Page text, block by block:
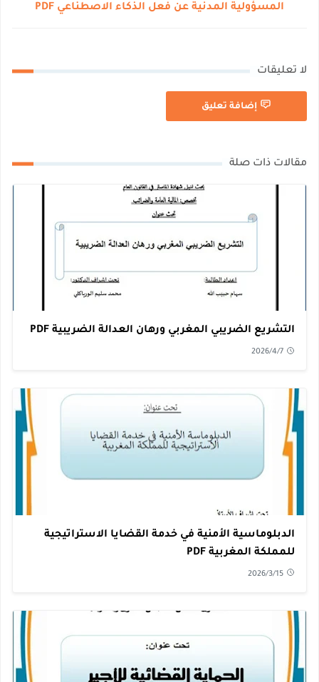
المسؤولية المدنية عن فعل الذكاء الاصطناعي PDF
لا تعليقات
إضافة تعليق
مقالات ذات صلة
التشريع الضريبي المغربي ورهان العدالة الضريبية PDF
2026/4/7
الدبلوماسية الأمنية في خدمة القضايا الاستراتيجية
للمملكة المغربية PDF
2026/3/15